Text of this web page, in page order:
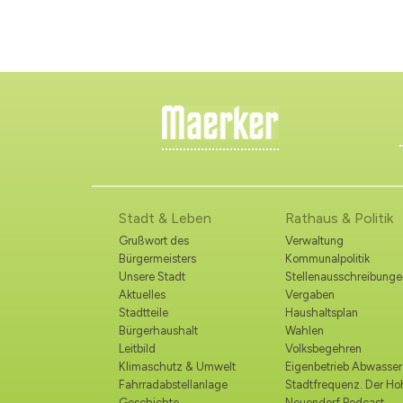
Stadt & Leben
Grußwort des
Bürgermeisters
Unsere Stadt
Aktuelles
Stadtteile
Bürgerhaushalt
Leitbild
Klimaschutz & Umwelt
Fahrradabstellanlage
Rathaus & Politik
Verwaltung
Kommunalpolitik
Vergaben
Haushaltsplan
Wahlen
Volksbegehren
Eigenbetrieb Abwasser
Stadtfrequenz. Der